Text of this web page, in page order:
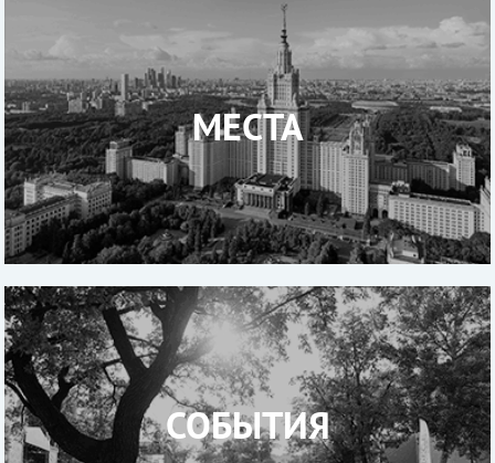
МЕСТА
СОБЫТИЯ